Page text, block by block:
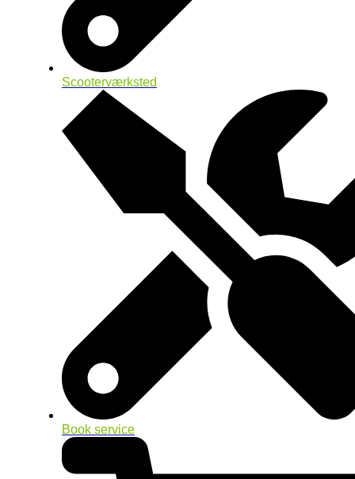
Scooterværksted
Book service